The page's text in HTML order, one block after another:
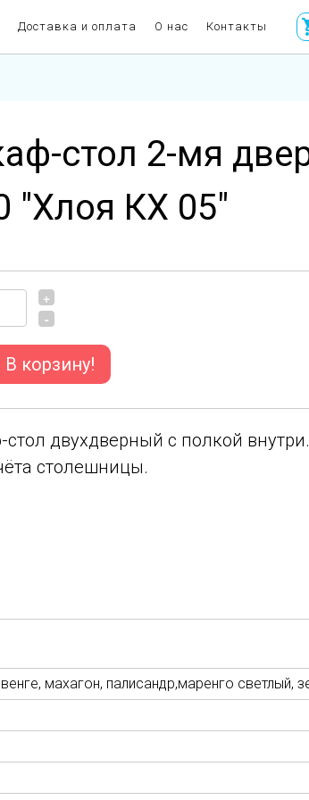
Доставка и оплата О нас Контакты
стол 2-мя
"Хлоя КХ 05"
+
-
В корзину!
двухдверный с полкой
столешницы.
махагон, палисандр,маренго светлый,